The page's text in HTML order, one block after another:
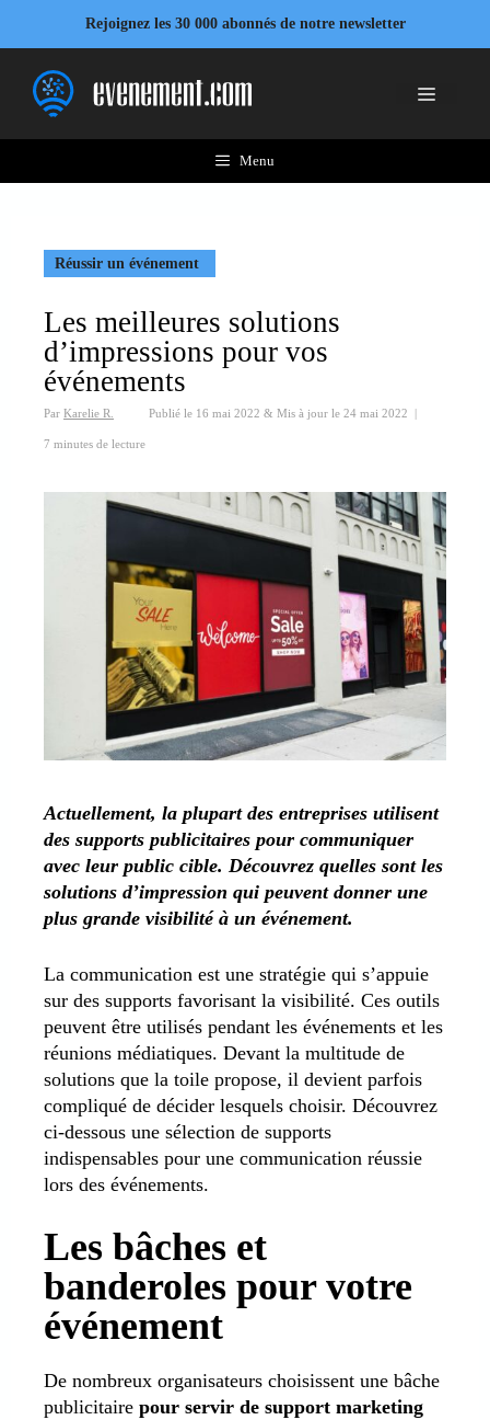
contenu
Rejoignez les 30 000 abonnés de notre newsletter
Menu
Menu
Réussir un événement
Les meilleures solutions
d’impressions pour vos
événements
Par Karelie R. Publié le 16 mai 2022 & Mis à jour le 24 mai 2022 |
7 minutes de lecture
Actuellement, la plupart des entreprises utilisent
des supports publicitaires pour communiquer
avec leur public cible. Découvrez quelles sont les
solutions d’impression qui peuvent donner une
plus grande visibilité à un événement.
La communication est une stratégie qui s’appuie
sur des supports favorisant la visibilité. Ces outils
peuvent être utilisés pendant les événements et les
réunions médiatiques. Devant la multitude de
solutions que la toile propose, il devient parfois
compliqué de décider lesquels choisir. Découvrez
ci-dessous une sélection de supports
indispensables pour une communication réussie
lors des événements.
Les bâches et
banderoles pour votre
événement
De nombreux organisateurs choisissent une bâche
publicitaire pour servir de support marketing